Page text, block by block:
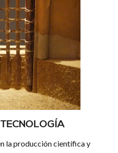
la producción científica y